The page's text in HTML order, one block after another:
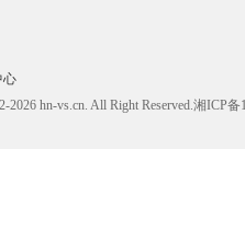
心
2026 hn-vs.cn. All Right Reserved.湘ICP